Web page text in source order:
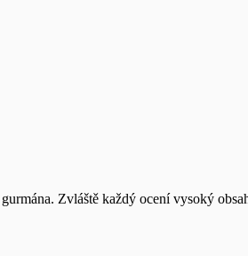
Zvláště každý ocení vysoký